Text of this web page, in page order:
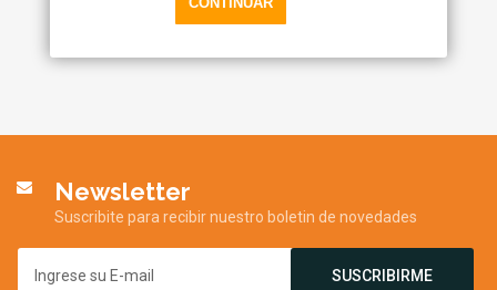
Newsletter
Suscribite para recibir nuestro boletin de novedades
SUSCRIBIRME